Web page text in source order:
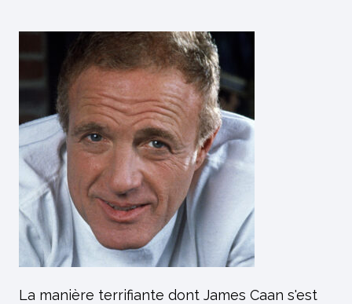
La manière terrifiante dont James Caan s'est